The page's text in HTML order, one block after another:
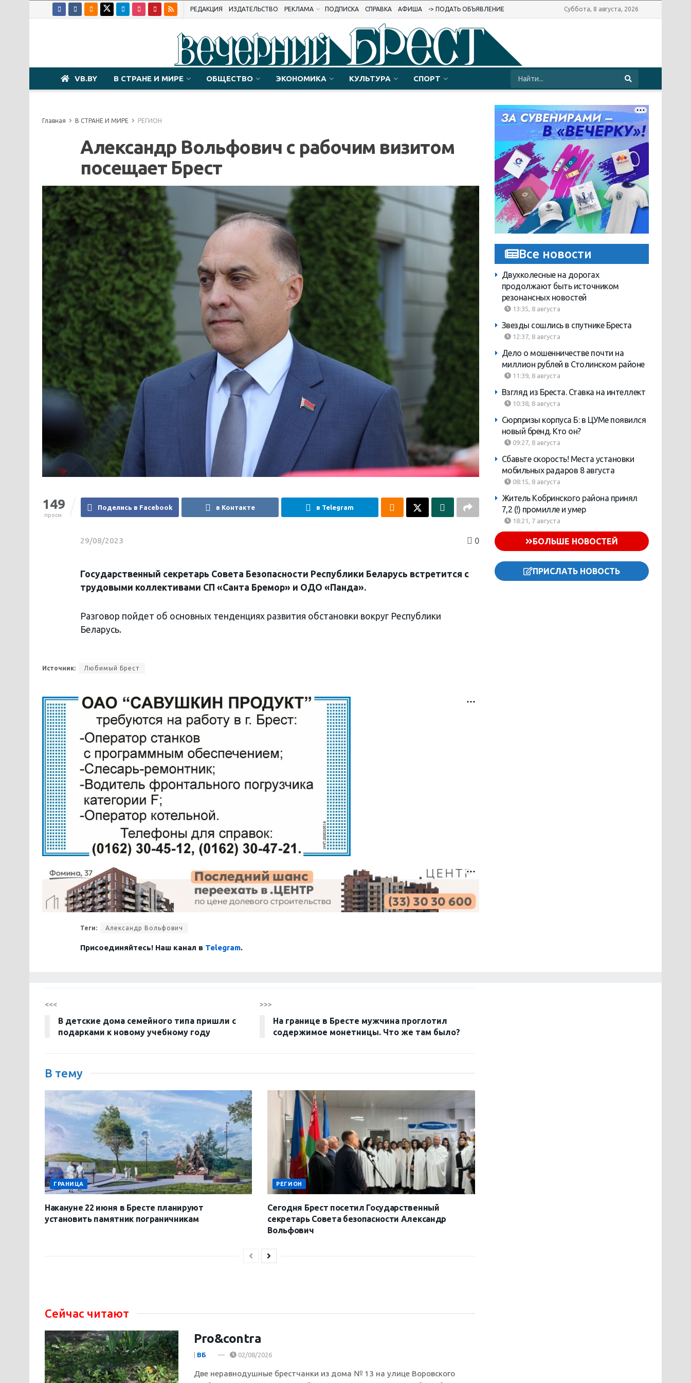
РЕДАКЦИЯ ИЗДАТЕЛЬСТВО РЕКЛАМА ПОДПИСКА СПРАВКА АФИША -> ПОДАТЬ ОБЪЯВЛЕНИЕ Суббота, 8 августа, 2026
VB.BY В СТРАНЕ И МИРЕ ОБЩЕСТВО ЭКОНОМИКА КУЛЬТУРА СПОРТ
Главная В СТРАНЕ И МИРЕ РЕГИОН
Александр Вольфович с рабочим визитом
посещает Брест
149
просм.
Поделись в Facebook в Контакте в Telegram
29/08/2023 0
Государственный секретарь Совета Безопасности Республики Беларусь встретится с
трудовыми коллективами СП «Санта Бремор» и ОДО «Панда».
Разговор пойдет об основных тенденциях развития обстановки вокруг Республики
Беларусь.
Источник: Любимый Брест
Теги: Александр Вольфович
Присоединяйтесь! Наш канал в Telegram.
Все новости
Двухколесные на дорогах
продолжают быть источником
резонансных новостей
13:35, 8 августа
Звезды сошлись в спутнике Бреста
12:37, 8 августа
Дело о мошенничестве почти на
миллион рублей в Столинском районе
11:39, 8 августа
Взгляд из Бреста. Ставка на интеллект
10:38, 8 августа
Сюрпризы корпуса Б: в ЦУМе появился
новый бренд. Кто он?
09:27, 8 августа
Сбавьте скорость! Места установки
мобильных радаров 8 августа
08:15, 8 августа
Житель Кобринского района принял
7,2 (!) промилле и умер
18:21, 7 августа
БОЛЬШЕ НОВОСТЕЙ
ПРИСЛАТЬ НОВОСТЬ
<<<
В детские дома семейного типа пришли с
подарками к новому учебному году
>>>
На границе в Бресте мужчина проглотил
содержимое монетницы. Что же там было?
В тему
ГРАНИЦА
Накануне 22 июня в Бресте планируют
установить памятник пограничникам
РЕГИОН
Сегодня Брест посетил Государственный
секретарь Совета безопасности Александр
Вольфович
Сейчас читают
Pro&contra
| ВБ 02/08/2026
Две неравнодушные брестчанки из дома № 13 на улице Воровского